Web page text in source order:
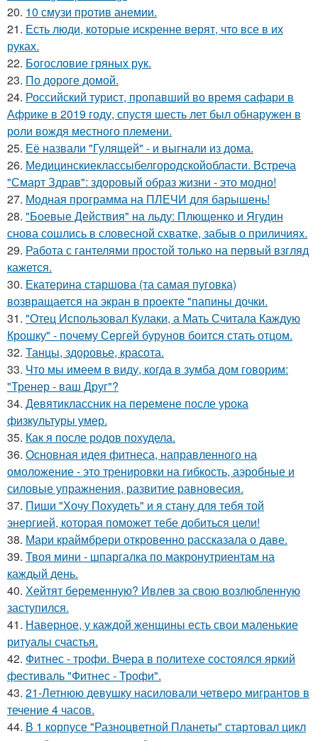
20. 10 смузи против анемии.
21. Есть люди, которые искренне верят, что все в их
руках.
22. Богословие гряных рук.
23. По дороге домой.
24. Российский турист, пропавший во время сафари в
Африке в 2019 году, спустя шесть лет был обнаружен в
роли вождя местного племени.
25. Её назвали "Гулящей" - и выгнали из дома.
26. Медицинскиеклассыбелгородскойобласти. Встреча
"Смарт Здрав": здоровый образ жизни - это модно!
27. Модная программа на ПЛЕЧИ для барышень!
28. "Боевые Действия" на льду: Плющенко и Ягудин
снова сошлись в словесной схватке, забыв о приличиях.
29. Работа с гантелями простой только на первый взгляд
кажется.
30. Екатерина старшова (та самая пуговка)
возвращается на экран в проекте "папины дочки.
31. "Отец Использовал Кулаки, а Мать Считала Каждую
Крошку" - почему Сергей бурунов боится стать отцом.
32. Танцы, здоровье, красота.
33. Что мы имеем в виду, когда в зумба дом говорим:
"Тренер - ваш Друг"?
34. Девятиклассник на перемене после урока
физкультуры умер.
35. Как я после родов похудела.
36. Основная идея фитнеса, направленного на
омоложение - это тренировки на гибкость, аэробные и
силовые упражнения, развитие равновесия.
37. Пиши "Хочу Похудеть" и я стану для тебя той
энергией, которая поможет тебе добиться цели!
38. Мари краймбрери откровенно рассказала о даве.
39. Твоя мини - шпаргалка по макронутриентам на
каждый день.
40. Хейтят беременную? Ивлев за свою возлюбленную
заступился.
41. Наверное, у каждой женщины есть свои маленькие
ритуалы счастья.
42. Фитнес - трофи. Вчера в политехе состоялся яркий
фестиваль "Фитнес - Трофи".
43. 21-Летнюю девушку насиловали четверо мигрантов в
течение 4 часов.
44. В 1 корпусе "Разноцветной Планеты" стартовал цикл